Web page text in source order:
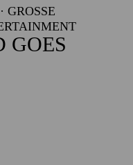
O
GOES